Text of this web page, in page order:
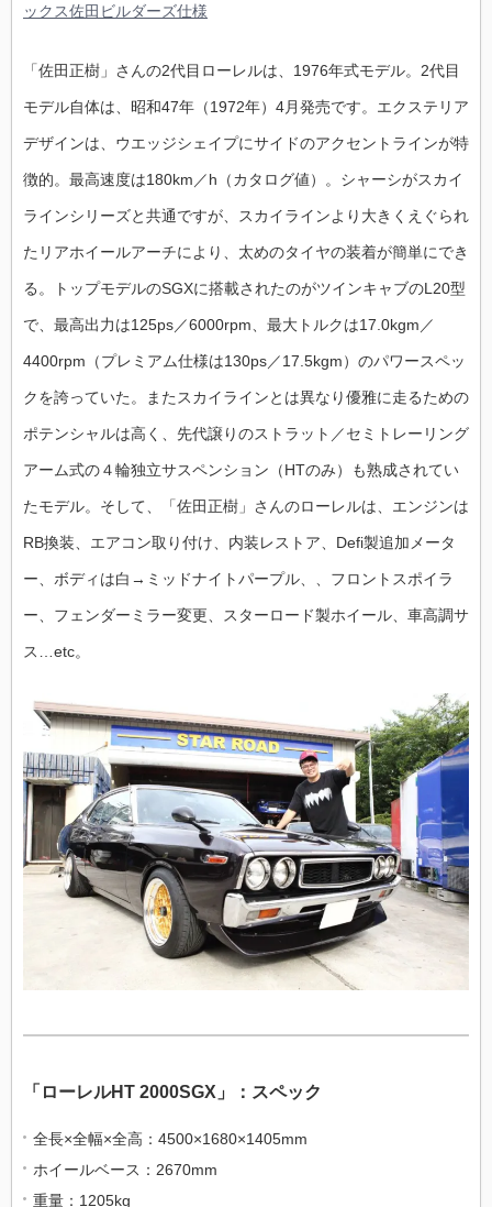
ックス佐田ビルダーズ仕様
「佐田正樹」さんの2代目ローレルは、1976年式モデル。2代目
モデル自体は、 昭和47年（1972年） 4月発売です。エクステリア
デザインは、 ウエッジシェイプにサイドのアクセントラインが特
徴的。最高速度は180km ／h （カタログ値）。シャーシがスカイ
ラインシリーズと共通ですが、スカイラインより大きくえぐられ
たリアホイールアーチにより、太めのタイヤの装着が簡単にでき
る。 トップモデルのSGXに搭載されたのがツインキャブのL20型
で、最高出力は125ps／6000rpm 、最大トルクは17.0kgm ／
4400rpm （プレミアム仕様は130ps／17.5kgm）のパワースペッ
クを誇っていた。またスカイラインとは異なり優雅に走るための
ポテンシャルは高く、先代譲りのストラット／セミトレーリング
アーム式の４輪独立サスペンション（HTのみ）も熟成されてい
たモデル。そして、「佐田正樹」さんのローレルは、エンジンは
RB換装、エアコン取り付け、内装レストア、Defi製追加メータ
ー、ボディは白→ミッドナイトパープル、、フロントスポイラ
ー、フェンダーミラー変更、スターロード製ホイール、車高調サ
ス…etc。
「ローレルHT 2000SGX」：スペック
全長×全幅×全高： 4500×1680×1405mm
ホイールベース： 2670mm
重量： 1205kg